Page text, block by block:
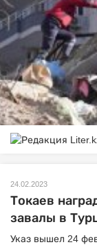
24.02.2023
Токаев
завалы в
Указ вышел 24